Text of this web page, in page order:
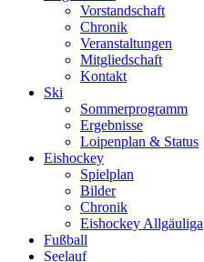
Vorstandschaft
Chronik
Veranstaltungen
Mitgliedschaft
Kontakt
Ski
Sommerprogramm
Ergebnisse
Loipenplan & Status
Eishockey
Spielplan
Bilder
Chronik
Eishockey Allgäuliga
Fußball
Seelauf